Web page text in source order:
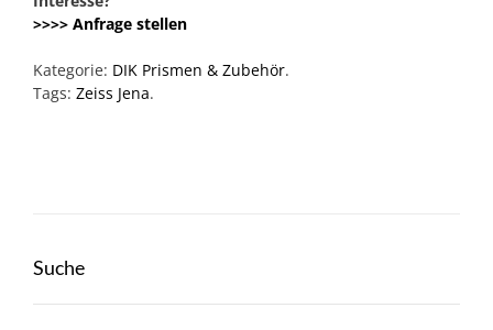
>>>> Anfrage stellen
Kategorie: DIK Prismen & Zubehör.
Tags: Zeiss Jena.
Suche